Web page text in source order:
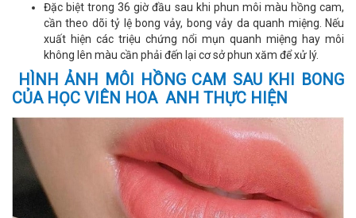
Đặc biệt trong 36 giờ đầu sau khi phun môi màu hồng cam,
cần theo dõi tỷ lệ bong vảy, bong vảy da quanh miệng. Nếu
xuất hiện các triệu chứng nổi mụn quanh miệng hay môi
không lên màu cần phải đến lại cơ sở phun xăm để xử lý.
HÌNH ẢNH MÔI HỒNG CAM SAU KHI BONG
CỦA HỌC VIÊN HOA ANH THỰC HIỆN